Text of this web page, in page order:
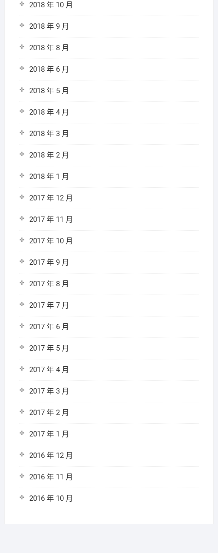
2018 年 10 月
2018 年 9 月
2018 年 8 月
2018 年 6 月
2018 年 5 月
2018 年 4 月
2018 年 3 月
2018 年 2 月
2018 年 1 月
2017 年 12 月
2017 年 11 月
2017 年 10 月
2017 年 9 月
2017 年 8 月
2017 年 7 月
2017 年 6 月
2017 年 5 月
2017 年 4 月
2017 年 3 月
2017 年 2 月
2017 年 1 月
2016 年 12 月
2016 年 11 月
2016 年 10 月